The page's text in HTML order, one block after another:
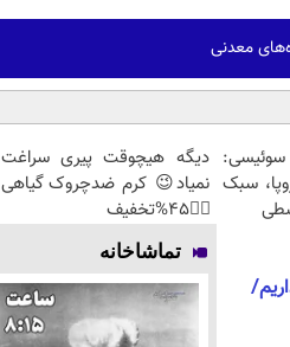
سبک
دیگه هیچوقت پیری سراغت
نمیاد😉 کرم ضدچروک گیاهی
👈🏻45%تخفیف
تماشاخانه